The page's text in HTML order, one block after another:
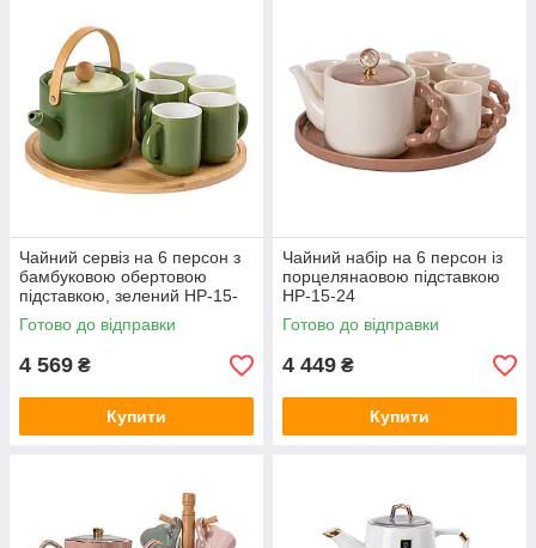
Чайний сервіз на 6 персон з
бамбуковою обертовою
підставкою, зелений HP-15-
23
Готово до відправки
4 569 ₴
Купити
Чайний набір на 6 персон із
порцелянаовою підставкою
HP-15-24
Готово до відправки
4 449 ₴
Купити